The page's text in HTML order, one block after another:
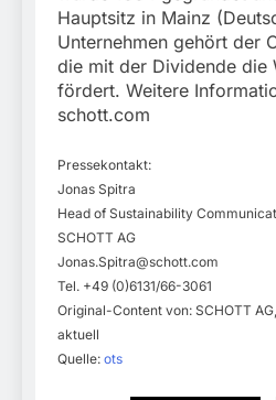
Hauptsitz in Mainz
Unternehmen gehört der
die mit der Dividende die
fördert. Weitere
schott.com
Pressekontakt:
Jonas Spitra
Head of Sustainability
SCHOTT AG
Jonas.Spitra@schott.com
Tel. +49 (0)6131/66-3061
Original-Content von: SCHOTT
aktuell
Quelle: ots